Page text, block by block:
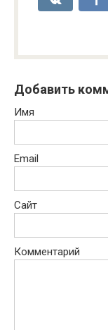
Добавить
Имя
Email
Сайт
Комментарий